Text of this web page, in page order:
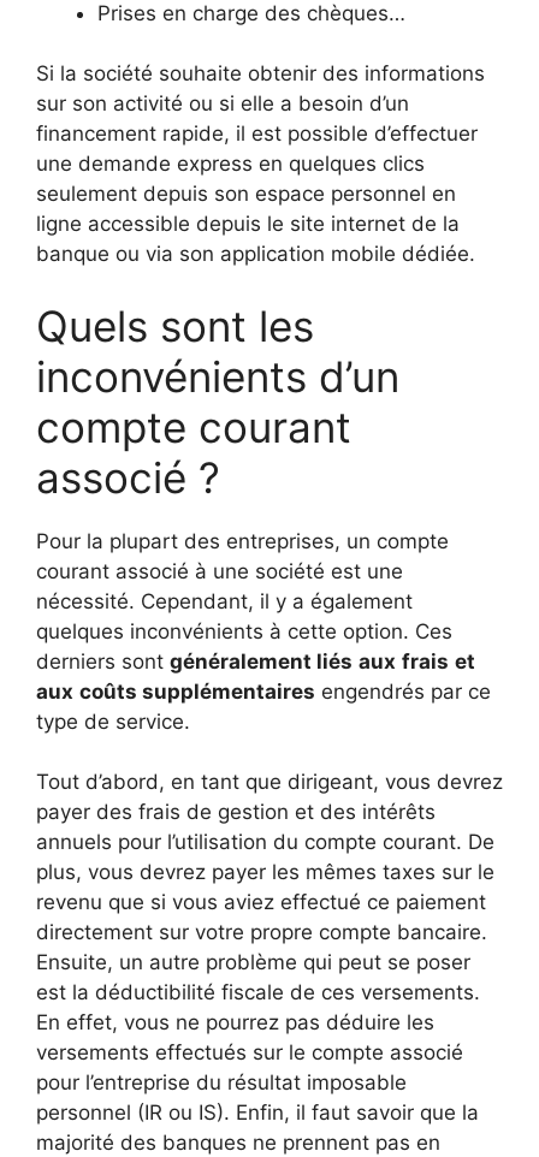
Prises en charge des chèques…
Si la société souhaite obtenir des informations
sur son activité ou si elle a besoin d’un
financement rapide, il est possible d’effectuer
une demande express en quelques clics
seulement depuis son espace personnel en
ligne accessible depuis le site internet de la
banque ou via son application mobile dédiée.
Quels sont les
inconvénients d’un
compte courant
associé ?
Pour la plupart des entreprises, un compte
courant associé à une société est une
nécessité. Cependant, il y a également
quelques inconvénients à cette option. Ces
derniers sont généralement liés aux frais et
aux coûts supplémentaires engendrés par ce
type de service.
Tout d’abord, en tant que dirigeant, vous devrez
payer des frais de gestion et des intérêts
annuels pour l’utilisation du compte courant. De
plus, vous devrez payer les mêmes taxes sur le
revenu que si vous aviez effectué ce paiement
directement sur votre propre compte bancaire.
Ensuite, un autre problème qui peut se poser
est la déductibilité fiscale de ces versements.
En effet, vous ne pourrez pas déduire les
versements effectués sur le compte associé
pour l’entreprise du résultat imposable
personnel (IR ou IS). Enfin, il faut savoir que la
majorité des banques ne prennent pas en